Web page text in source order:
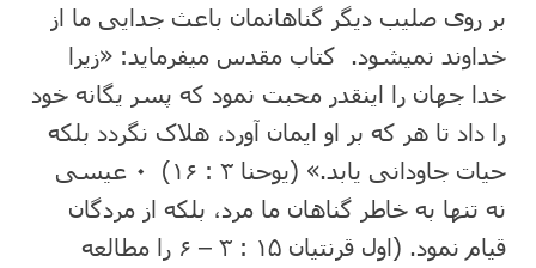
بر روی صلیب دیگر گناهانمان باعث جدایی ما از
خداوند نمیشود. کتاب مقدس میفرماید: «زیرا
خدا جهان را اینقدر محبت نمود که پسر یگانه خود
را داد تا هر که بر او ایمان آورد، هلاک نگردد بلکه
حیات جاودانی یابد.» (یوحنا ۳ : ۱۶) ۰ عیسی
نه تنها به خاطر گناهان ما مرد، بلکه از مردگان
قیام نمود. (اول قرنتیان ۱۵ : ۳ – ۶ را مطالعه